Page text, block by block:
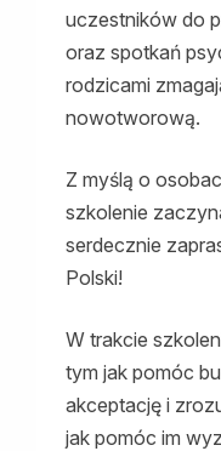
uczestników do
oraz spotkań
rodzicami
nowotworową.
Z myślą o
szkolenie
serdecznie z
Polski!
W trakcie
tym jak pomóc
akceptację i
jak pomóc im